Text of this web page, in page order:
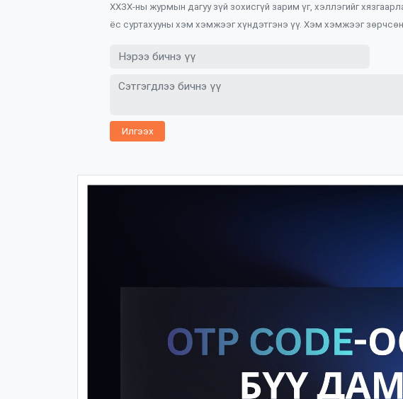
ХХЗХ-ны журмын дагуу зүй зохисгүй зарим үг, хэллэгийг
ёс суртахууны хэм хэмжээг хүндэтгэнэ үү. Хэм хэмжээг
Илгээх